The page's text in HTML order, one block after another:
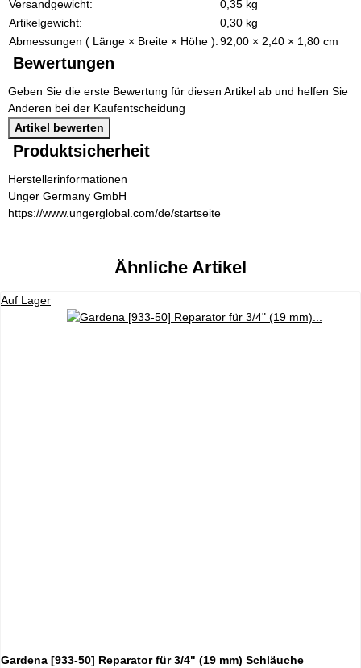
Versandgewicht:
0,35 kg
Artikelgewicht:
0,30 kg
Abmessungen ( Länge × Breite × Höhe ):92,00 × 2,40 × 1,80 cm
Bewertungen
Geben Sie die erste Bewertung für diesen Artikel ab und helfen Sie
Anderen bei der Kaufentscheidung
Artikel bewerten
Produktsicherheit
Herstellerinformationen
Unger Germany GmbH
https://www.ungerglobal.com/de/startseite
Ähnliche Artikel
Auf Lager
Gardena [933-50] Reparator für 3/4" (19 mm) Schläuche